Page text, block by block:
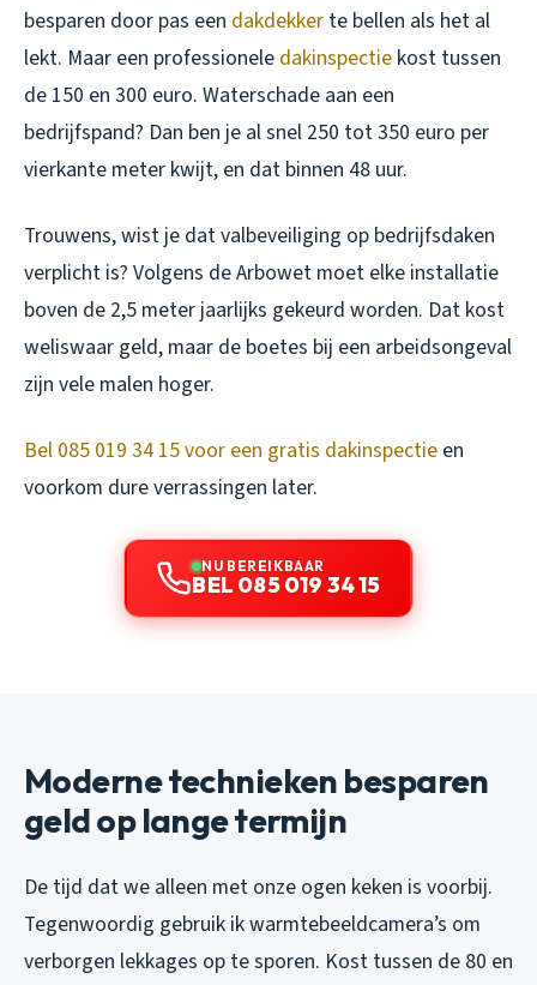
besparen door pas een dakdekker te bellen als het al
lekt. Maar een professionele dakinspectie kost tussen
de 150 en 300 euro. Waterschade aan een
bedrijfspand? Dan ben je al snel 250 tot 350 euro per
vierkante meter kwijt, en dat binnen 48 uur.
Trouwens, wist je dat valbeveiliging op bedrijfsdaken
verplicht is? Volgens de Arbowet moet elke installatie
boven de 2,5 meter jaarlijks gekeurd worden. Dat kost
weliswaar geld, maar de boetes bij een arbeidsongeval
zijn vele malen hoger.
Bel 085 019 34 15 voor een gratis dakinspectie en
voorkom dure verrassingen later.
NU BEREIKBAAR
BEL 085 019 34 15
Moderne technieken besparen
geld op lange termijn
De tijd dat we alleen met onze ogen keken is voorbij.
Tegenwoordig gebruik ik warmtebeeldcamera’s om
verborgen lekkages op te sporen. Kost tussen de 80 en